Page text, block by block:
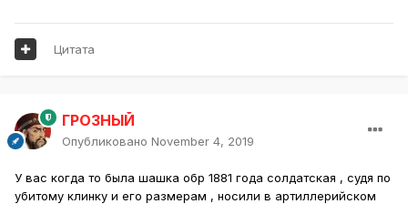
Цитата
ГРОЗНЫЙ
Опубликовано November 4, 2019
У вас когда то была шашка обр 1881 года солдатская , судя по
убитому клинку и его размерам , носили в артиллерийском